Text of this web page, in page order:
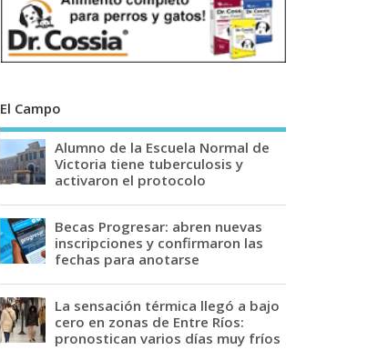
El Campo
Alumno de la Escuela Normal de
Victoria tiene tuberculosis y
activaron el protocolo
Becas Progresar: abren nuevas
inscripciones y confirmaron las
fechas para anotarse
La sensación térmica llegó a bajo
cero en zonas de Entre Ríos:
pronostican varios días muy fríos